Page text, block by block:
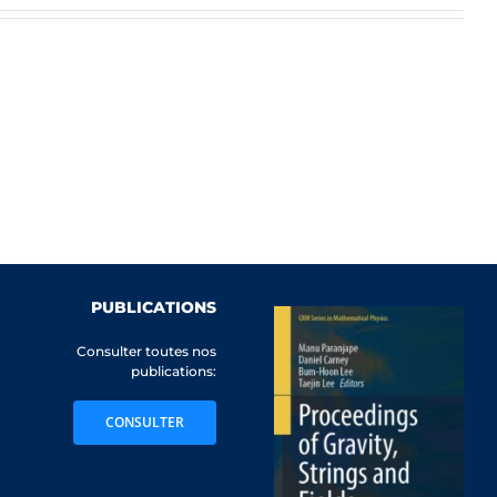
PUBLICATIONS
Consulter toutes nos
publications:
CONSULTER